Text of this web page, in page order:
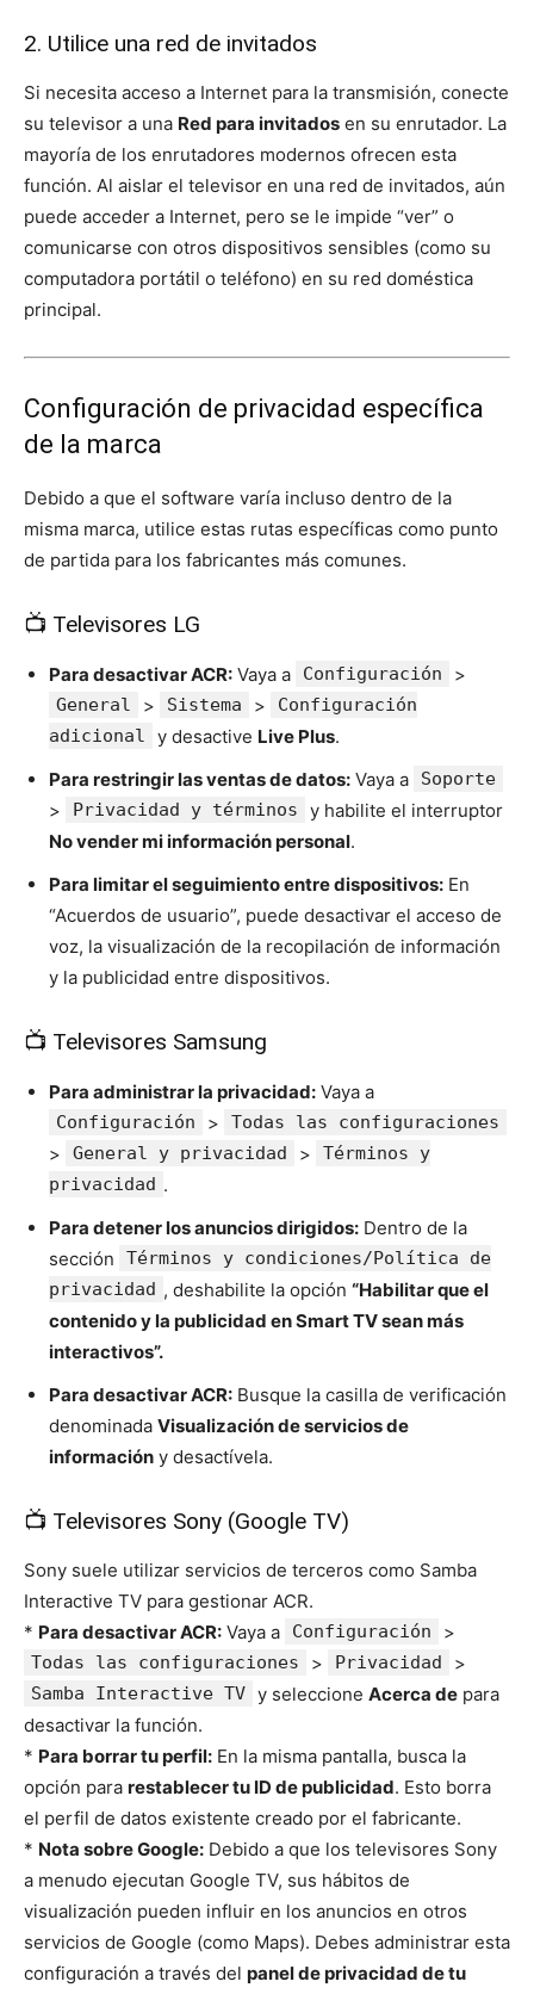
2. Utilice una red de invitados
Si necesita acceso a Internet para la transmisión, conecte
su televisor a una Red para invitados en su enrutador. La
mayoría de los enrutadores modernos ofrecen esta
función. Al aislar el televisor en una red de invitados, aún
puede acceder a Internet, pero se le impide “ver” o
comunicarse con otros dispositivos sensibles (como su
computadora portátil o teléfono) en su red doméstica
principal.
Configuración de privacidad específica
de la marca
Debido a que el software varía incluso dentro de la
misma marca, utilice estas rutas específicas como punto
de partida para los fabricantes más comunes.
📺 Televisores LG
Para desactivar ACR: Vaya a Configuración >
General > Sistema >
Configuración
adicional
y desactive Live Plus.
Para restringir las ventas de datos: Vaya a Soporte
> Privacidad y términos
y habilite el interruptor
No vender mi información personal.
Para limitar el seguimiento entre dispositivos: En
“Acuerdos de usuario”, puede desactivar el acceso de
voz, la visualización de la recopilación de información
y la publicidad entre dispositivos.
📺 Televisores Samsung
Para administrar la privacidad: Vaya a
Configuración > Todas las configuraciones
> General y privacidad >
Términos y
privacidad .
Para detener los anuncios dirigidos: Dentro de la
sección
Términos y condiciones/Política de
privacidad , deshabilite la opción “Habilitar que el
contenido y la publicidad en Smart TV sean más
interactivos”.
Para desactivar ACR: Busque la casilla de verificación
denominada Visualización de servicios de
información y desactívela.
📺 Televisores Sony (Google TV)
Sony suele utilizar servicios de terceros como Samba
Interactive TV para gestionar ACR.
* Para desactivar ACR: Vaya a Configuración >
Todas las configuraciones > Privacidad >
Samba Interactive TV y seleccione Acerca de para
desactivar la función.
* Para borrar tu perfil: En la misma pantalla, busca la
opción para restablecer tu ID de publicidad. Esto borra
el perfil de datos existente creado por el fabricante.
* Nota sobre Google: Debido a que los televisores Sony
a menudo ejecutan Google TV, sus hábitos de
visualización pueden influir en los anuncios en otros
servicios de Google (como Maps). Debes administrar esta
configuración a través del panel de privacidad de tu